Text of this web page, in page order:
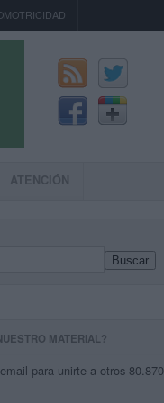
ATENCIÓN
Buscar
MATERIAL?
para unirte a otros 80.870